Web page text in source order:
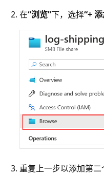
在“浏览”下，选择“+
重复上一步以添加第